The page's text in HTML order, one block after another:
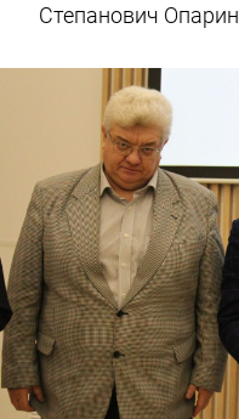
Степанович Опарин